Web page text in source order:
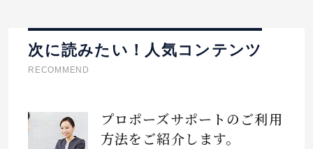
次に読みたい！人気コンテンツ
RECOMMEND
プロポーズサポートのご利用
方法をご紹介します。